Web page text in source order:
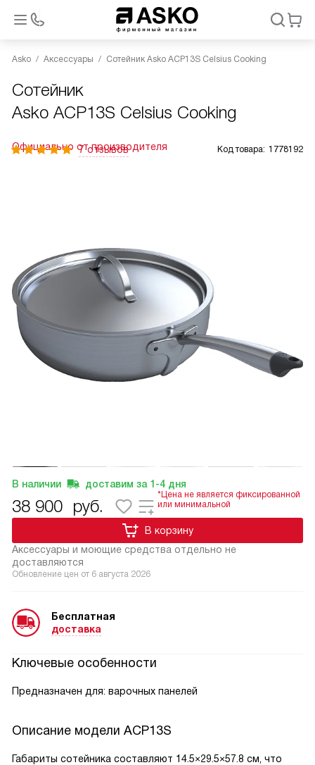
Asko Аксессуары Сотейник Asko ACP13S Celsius Cooking
Сотейник
Asko ACP13S Celsius Cooking
Официально от производителя
7 отзывов Код товара: 1778192
В наличии доставим за 1-4 дня
38 900 руб.
*Цена не является фиксированной
или минимальной
Аксессуары и моющие средства отдельно не
доставляются
В корзину
Обновление цен от 6 августа 2026
Бесплатная
доставка
Ключевые особенности
Предназначен для: варочных панелей
Описание модели ACP13S
Габариты сотейника составляют 14.5×29.5×57.8 см, что